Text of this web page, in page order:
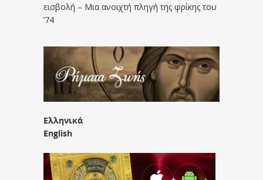
εισβολή – Μια ανοιχτή πληγή της φρίκης του
’74
Ελληνικά
English